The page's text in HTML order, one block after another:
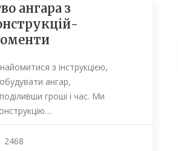
ангара з
з інструкцією,
ангар,
гроші і час. Ми
2468